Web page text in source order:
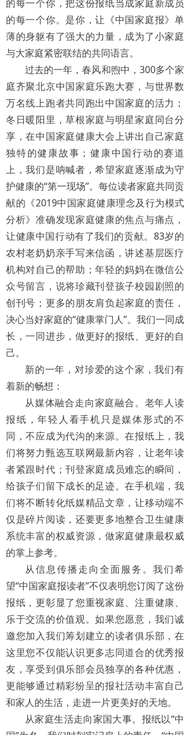
的每一个你，把这份报纸当成家庭新成员
的每一个你。是你，让《中国家庭报》单
薄的身躯有了强大的力量，成为了小家庭
与大家庭紧密联结的共同语言。
过去的一年，春风和煦中，300多个家
庭齐聚北京中国家庭乐跑大赛，与世界数
万名线上跑者共同跑出中国家庭的活力；
冬日暖阳里，草根家庭与明星家庭同台分
享，在中国家庭健康大会上讲出自己家庭
独特的健康故事；健康中国行动的赛道
上，我们是呐喊者，希望家庭逐渐成为守
护健康的“第一现场”。每位读者家庭共同贡
献的《2019中国家庭健康理念及行为模式
分析》准确发现家庭健康的焦点与痛点，
让健康中国行动有了我们的贡献。83岁的
农村老奶奶亲手写来信函，讲述基层医疗
机构对自己的帮助；年轻的妈妈在微信公
众号留言，说将珍藏刊登孩子校园剧照的
创刊号；更多的朋友肩负起家庭的责任，
决心当好家庭的“健康掌门人”。我们一同成
长，一同进步，做更好的报纸、更好的自
己。
新的一年，对珍爱的这个家，我们有
着新的畅想：
从媒体融合走向家庭融合。老年人读
报纸，年轻人看手机只是媒体形式的不
同，不应成为代沟的来源。在报纸上，我
们将努力甄选互联网最新内容，让老年读
者紧跟时代；刊登家庭成员难忘的瞬间，
给孩子们留下成长的足迹。在手机端，我
们将不断转化纸媒精品文章，让移动端不
仅是碎片阅读，还要更多地整合卫生健康
系统丰富的权威资源，做家庭健康最权威
的掌上参考。
从信息传播走向全面服务。我们希
望“中国家庭报读者”不仅表明您订阅了这份
报纸，更彰显了您重视家庭、注重健康、
乐于交流的价值观。如果您愿意，我们诚
邀您加入我们筹划建立的读者俱乐部，在
这里您不仅能认识更多志同道合的优秀报
友，享受到俱乐部会员独享的各种优惠，
更能够通过精彩纷呈的报社活动丰富自己
和家人的生活，走进一片更美好的天地。
从家庭生活走向家国大事。报纸以“中